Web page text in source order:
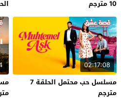
10 مترجم
02:17:08
مسلسل حب محتمل الحلقة 7
مترجم